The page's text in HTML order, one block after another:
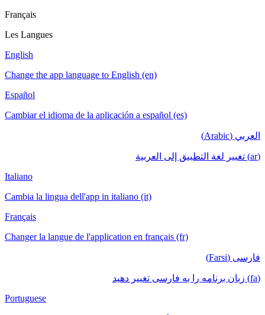
Français
Les Langues
English
Change the app language to English (en)
Español
Cambiar el idioma de la aplicación a español (es)
العربي (Arabic)
(ar) تغيير لغة التطبيق إلى العربية
Italiano
Cambia la lingua dell'app in italiano (it)
Français
Changer la langue de l'application en français (fr)
فارسی (Farsi)
(fa) زبان برنامه را به فارسی تغییر دهید
Portuguese